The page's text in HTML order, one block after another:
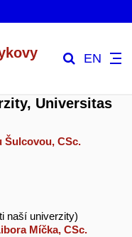
EN
Universitas
Šulcovou, CSc.
naší univerzity)
Míčka, CSc.